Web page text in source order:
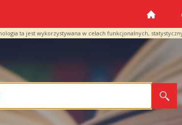
ta jest wykorzystywana w celach funkcjonalnych,